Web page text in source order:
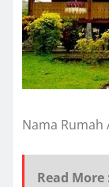
Nama Rumah
Read More